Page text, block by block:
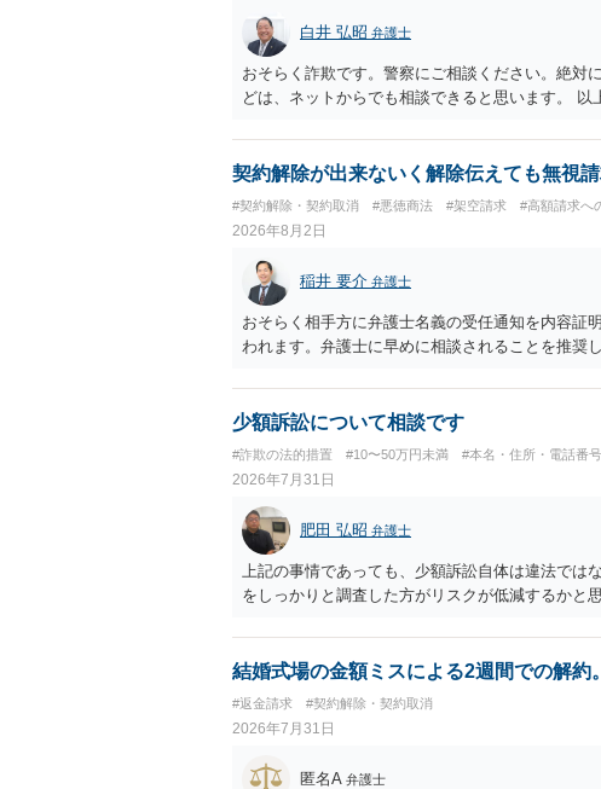
白井 弘昭 弁護士
おそらく詐欺です。警察にご相談ください。絶対
どは、ネットからでも相談できると思います。 以
契約解除が出来ないく解除伝えても無視
#契約解除・契約取消 #悪徳商法 #架空請求 #高額請求へ
2026年8月2日
稲井 要介 弁護士
おそらく相手方に弁護士名義の受任通知を内容証
われます。弁護士に早めに相談されることを推奨し
少額訴訟について相談です
#詐欺の法的措置 #10〜50万円未満 #本名・住所・電話番
2026年7月31日
肥田 弘昭 弁護士
上記の事情であっても、少額訴訟自体は違法で
をしっかりと調査した方がリスクが低減するかと
結婚式場の金額ミスによる2週間での解約
#返金請求 #契約解除・契約取消
2026年7月31日
匿名A 弁護士